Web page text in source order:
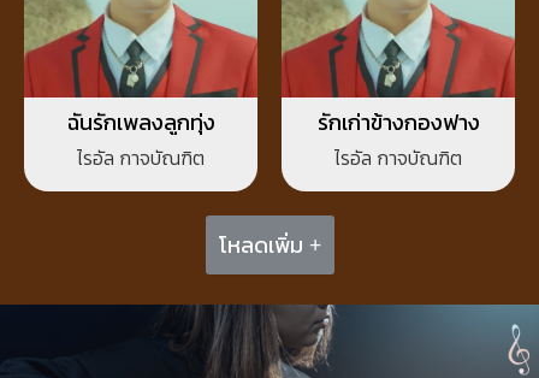
ฉันรักเพลงลูกทุ่ง
ไรอัล กาจบัณฑิต
รักเก่าข้างกองฟาง
ไรอัล กาจบัณฑิต
โหลดเพิ่ม +